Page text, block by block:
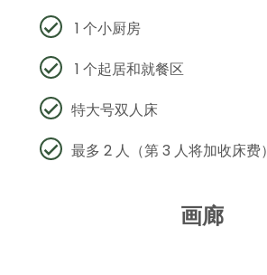
1 个小厨房
1 个起居和就餐区
特大号双人床
最多 2 人（第 3 人将加收床费）
画廊